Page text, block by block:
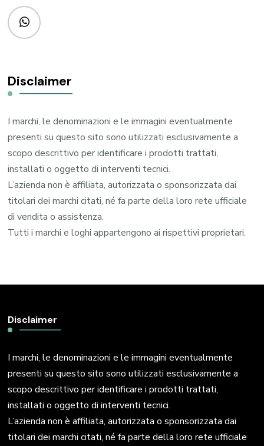
Disclaimer
I marchi, le denominazioni e le immagini eventualmente
presenti su questo sito sono utilizzati esclusivamente a
scopo descrittivo per identificare i prodotti trattati,
installati o oggetto di interventi tecnici.
L’azienda non è affiliata, autorizzata o sponsorizzata dai
titolari dei marchi citati, né fa parte della loro rete ufficiale
di vendita o assistenza.
Tutti i marchi e loghi appartengono ai rispettivi proprietari.
Disclaimer
I marchi, le denominazioni e le immagini eventualmente
presenti su questo sito sono utilizzati esclusivamente a
scopo descrittivo per identificare i prodotti trattati,
installati o oggetto di interventi tecnici.
L’azienda non è affiliata, autorizzata o sponsorizzata dai
titolari dei marchi citati, né fa parte della loro rete ufficiale